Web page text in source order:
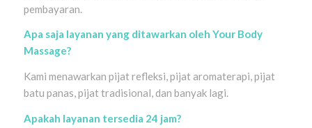
pembayaran.
Apa saja layanan yang ditawarkan oleh Your Body
Massage?
Kami menawarkan pijat refleksi, pijat aromaterapi, pijat
batu panas, pijat tradisional, dan banyak lagi.
Apakah layanan tersedia 24 jam?